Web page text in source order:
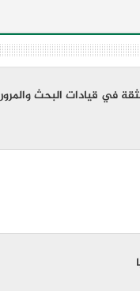
في قيادات البحث والمرور